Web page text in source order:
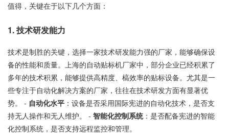
值得，关键在于以下几个方面：
1. 技术研发能力
技术是制胜的关键，选择一家技术研发能力强的厂家，能够确保设
备的性能和质量。上海的自动贴标机厂家中，部分企业已经积累了
多年的技术积累，能够提供高精度、槁效率的贴标设备。尤其是一
些专注于自动化解决方案的厂家，往往在技术研发方面有显著优
势。 - 自动化水平 ：设备是否采用国际宪进的自动化技术，是否支
持无人操作和无人维护。 - 智能化控制系统：是否配备宪进的智能
化控制系统，是否支持远程监控和管理。